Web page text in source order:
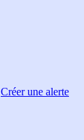
Créer une alerte